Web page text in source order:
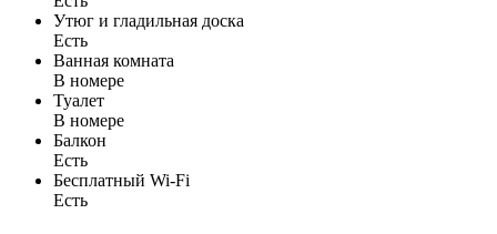
Утюг и гладильная доска
Есть
Ванная комната
В номере
Туалет
В номере
Балкон
Есть
Бесплатный Wi-Fi
Есть